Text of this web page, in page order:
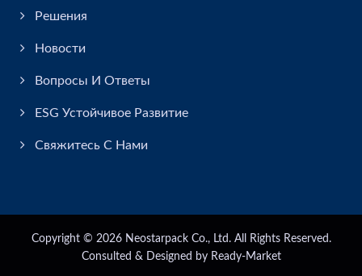
Решения
Новости
Вопросы И Ответы
ESG Устойчивое Развитие
Свяжитесь С Нами
Copyright © 2026 Neostarpack Co., Ltd.All Rights Reserved.
Consulted & Designed by Ready-Market